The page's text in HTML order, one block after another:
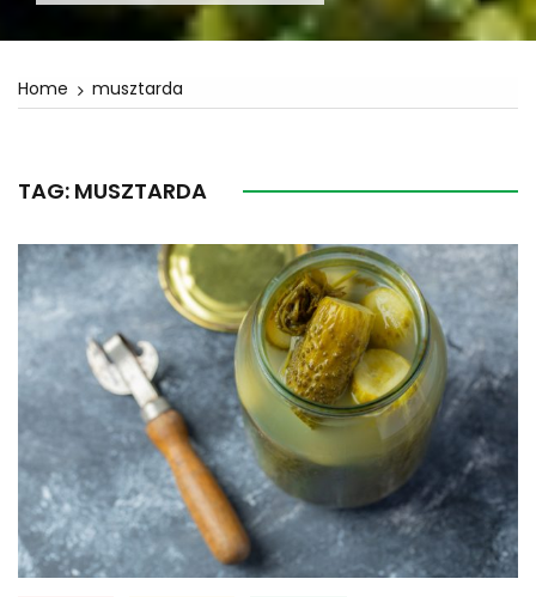
Home musztarda
TAG: MUSZTARDA